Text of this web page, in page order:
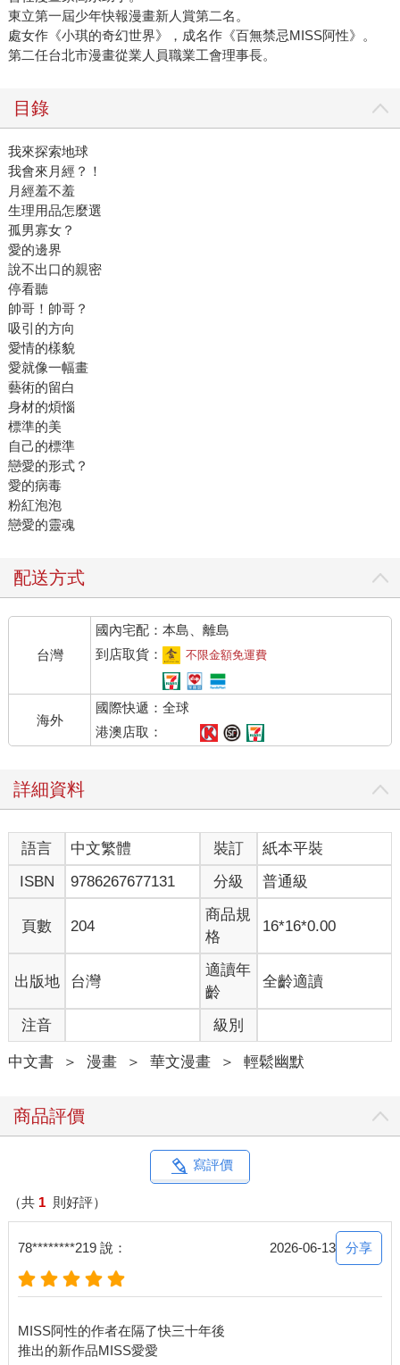
東立第一屆少年快報漫畫新人賞第二名。
處女作《小琪的奇幻世界》，成名作《百無禁忌MISS阿性》。
第二任台北市漫畫從業人員職業工會理事長。
目錄
我來探索地球
我會來月經？！
月經羞不羞
生理用品怎麼選
孤男寡女？
愛的邊界
說不出口的親密
停看聽
帥哥！帥哥？
吸引的方向
愛情的樣貌
愛就像一幅畫
藝術的留白
身材的煩惱
標準的美
自己的標準
戀愛的形式？
愛的病毒
粉紅泡泡
戀愛的靈魂
配送方式
台灣
國內宅配：本島、離島
到店取貨：
不限金額免運費
海外
國際快遞：全球
港澳店取：
詳細資料
語言 中文繁體 裝訂
紙本平裝
ISBN
9786267677131 分級 普通級
頁數 204
商品規
格
16*16*0.00
出版地 台灣
適讀年
齡
全齡適讀
注音 級別
中文書 ＞ 漫畫 ＞ 華文漫畫 ＞ 輕鬆幽默
商品評價
寫評價
（共 1 則好評）
78********219 說： 2026-06-13 分享
MISS阿性的作者在隔了快三十年後
推出的新作品MISS愛愛